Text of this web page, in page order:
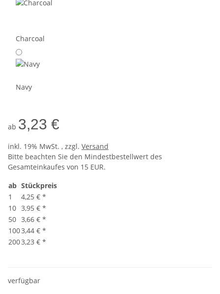
Charcoal
Navy
ab 3,23 €
inkl. 19% MwSt. , zzgl. Versand
Bitte beachten Sie den Mindestbestellwert des
Gesamteinkaufes von 15 EUR.
ab Stückpreis
1
4,25 € *
10 3,95 € *
50 3,66 € *
1003,44 € *
2003,23 € *
verfügbar